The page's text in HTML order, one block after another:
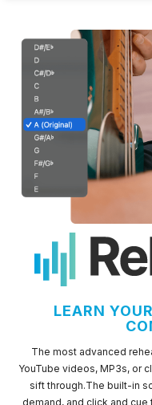
LEARN
The most advanced
YouTube videos, MP3s, or
sift through.The built-in
demand, and click and